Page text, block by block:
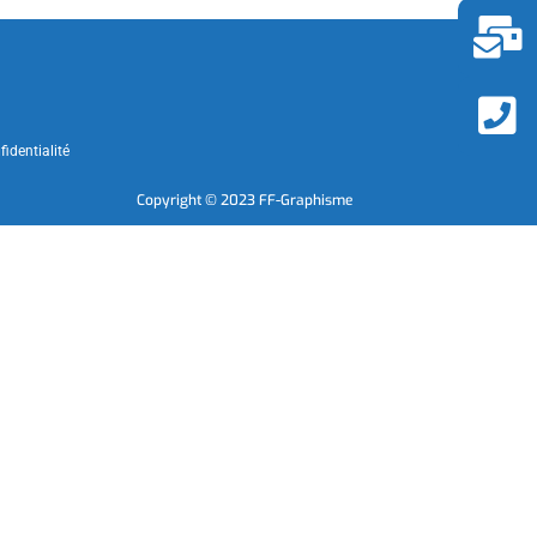
Copyright © 2023 FF-Graphisme